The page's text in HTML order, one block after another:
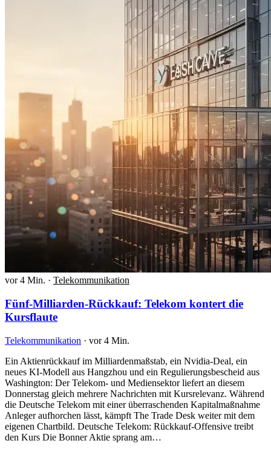
vor 4 Min. · Telekommunikation
Fünf-Milliarden-Rückkauf: Telekom kontert die
Kursflaute
Telekommunikation · vor 4 Min.
Ein Aktienrückkauf im Milliardenmaßstab, ein Nvidia-Deal, ein
neues KI-Modell aus Hangzhou und ein Regulierungsbescheid aus
Washington: Der Telekom- und Mediensektor liefert an diesem
Donnerstag gleich mehrere Nachrichten mit Kursrelevanz. Während
die Deutsche Telekom mit einer überraschenden Kapitalmaßnahme
Anleger aufhorchen lässt, kämpft The Trade Desk weiter mit dem
eigenen Chartbild. Deutsche Telekom: Rückkauf-Offensive treibt
den Kurs Die Bonner Aktie sprang am…